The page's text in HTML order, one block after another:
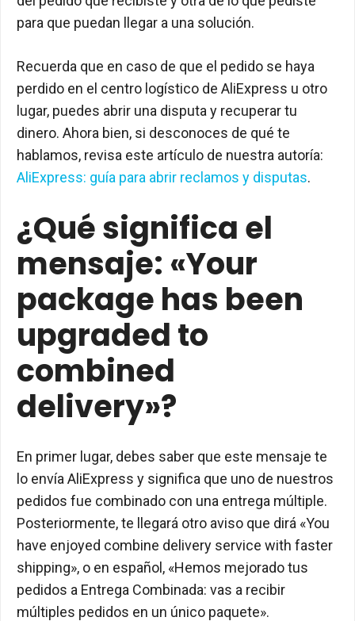
para que puedan llegar a una solución.
Recuerda que en caso de que el pedido se haya
perdido en el centro logístico de AliExpress u otro
lugar, puedes abrir una disputa y recuperar tu
dinero. Ahora bien, si desconoces de qué te
hablamos, revisa este artículo de nuestra autoría:
AliExpress: guía para abrir reclamos y disputas.
¿Qué significa el
mensaje: «Your
package has been
upgraded to
combined
delivery»?
En primer lugar, debes saber que este mensaje te
lo envía AliExpress y significa que uno de nuestros
pedidos fue combinado con una entrega múltiple.
Posteriormente, te llegará otro aviso que dirá «You
have enjoyed combine delivery service with faster
shipping», o en español, «Hemos mejorado tus
pedidos a Entrega Combinada: vas a recibir
múltiples pedidos en un único paquete».